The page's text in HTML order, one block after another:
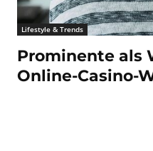
Lifestyle & Trends
Prominente als
Online-Casino-